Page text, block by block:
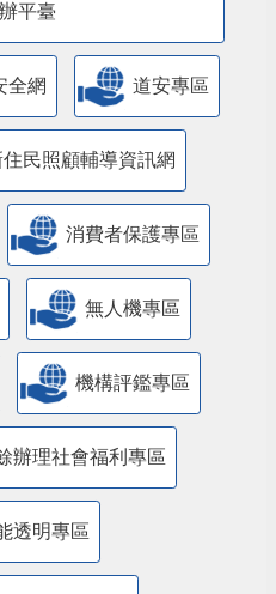
平臺
全網 道安專區
民照顧輔導資訊網
消費者保護專區
無人機專區
機構評鑑專區
辦理社會福利專區
透明專區